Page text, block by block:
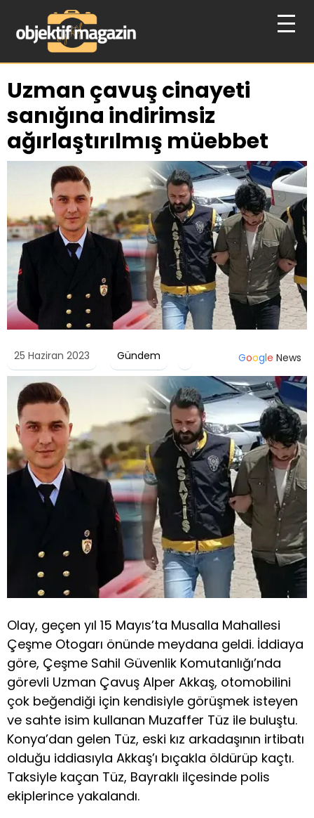
Uzman çavuş cinayeti
sanığına indirimsiz
ağırlaştırılmış müebbet
25 Haziran 2023 Gündem Google News
Olay, geçen yıl 15 Mayıs’ta Musalla Mahallesi
Çeşme Otogarı önünde meydana geldi. İddiaya
göre, Çeşme Sahil Güvenlik Komutanlığı’nda
görevli Uzman Çavuş Alper Akkaş, otomobilini
çok beğendiği için kendisiyle görüşmek isteyen
ve sahte isim kullanan Muzaffer Tüz ile buluştu.
Konya’dan gelen Tüz, eski kız arkadaşının irtibatı
olduğu iddiasıyla Akkaş’ı bıçakla öldürüp kaçtı.
Taksiyle kaçan Tüz, Bayraklı ilçesinde polis
ekiplerince yakalandı.